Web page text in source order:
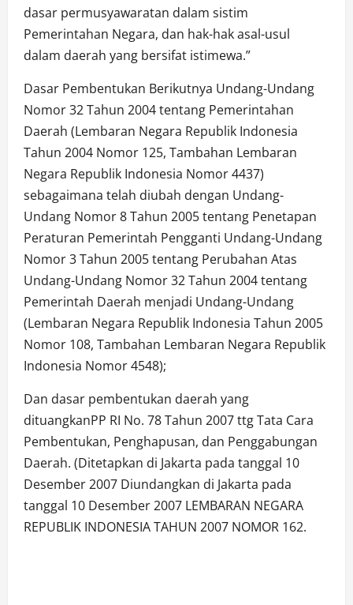
dasar permusyawaratan dalam sistim
Pemerintahan Negara, dan hak-hak asal-usul
dalam daerah yang bersifat istimewa.”
Dasar Pembentukan Berikutnya Undang-Undang
Nomor 32 Tahun 2004 tentang Pemerintahan
Daerah (Lembaran Negara Republik Indonesia
Tahun 2004 Nomor 125, Tambahan Lembaran
Negara Republik Indonesia Nomor 4437)
sebagaimana telah diubah dengan Undang-
Undang Nomor 8 Tahun 2005 tentang Penetapan
Peraturan Pemerintah Pengganti Undang-Undang
Nomor 3 Tahun 2005 tentang Perubahan Atas
Undang-Undang Nomor 32 Tahun 2004 tentang
Pemerintah Daerah menjadi Undang-Undang
(Lembaran Negara Republik Indonesia Tahun 2005
Nomor 108, Tambahan Lembaran Negara Republik
Indonesia Nomor 4548);
Dan dasar pembentukan daerah yang
dituangkanPP RI No. 78 Tahun 2007 ttg Tata Cara
Pembentukan, Penghapusan, dan Penggabungan
Daerah. (Ditetapkan di Jakarta pada tanggal 10
Desember 2007 Diundangkan di Jakarta pada
tanggal 10 Desember 2007 LEMBARAN NEGARA
REPUBLIK INDONESIA TAHUN 2007 NOMOR 162.